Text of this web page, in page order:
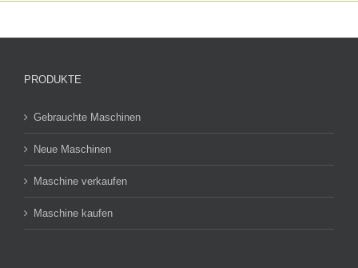
PRODUKTE
Gebrauchte Maschinen
Neue Maschinen
Maschine verkaufen
Maschine kaufen